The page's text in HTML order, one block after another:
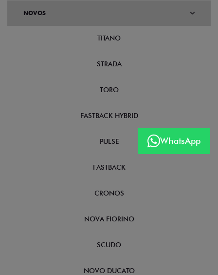
WhatsApp
NOVOS
TITANO
STRADA
TORO
FASTBACK HYBRID
PULSE
FASTBACK
CRONOS
NOVA FIORINO
SCUDO
NOVO DUCATO